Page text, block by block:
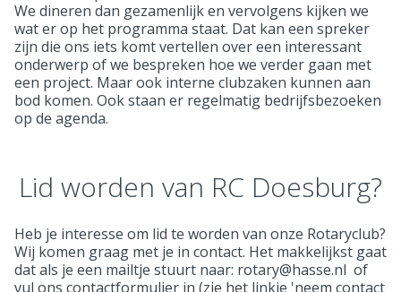
We dineren dan gezamenlijk en vervolgens kijken we
wat er op het programma staat. Dat kan een spreker
zijn die ons iets komt vertellen over een interessant
onderwerp of we bespreken hoe we verder gaan met
een project. Maar ook interne clubzaken kunnen aan
bod komen. Ook staan er regelmatig bedrijfsbezoeken
op de agenda.
Lid worden van RC Doesburg?
Heb je interesse om lid te worden van onze Rotaryclub?
Wij komen graag met je in contact. Het makkelijkst gaat
dat als je een mailtje stuurt naar: rotary@hasse.nl of
vul ons contactformulier in (zie het linkje 'neem contact